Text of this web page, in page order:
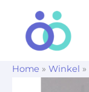
Home » Winkel »